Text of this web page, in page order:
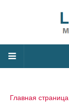
Главная страница